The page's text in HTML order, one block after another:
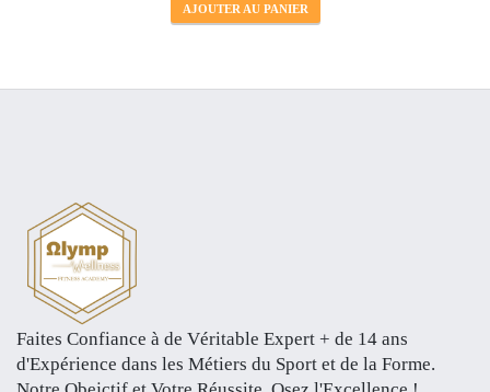
AJOUTER AU PANIER
Faites Confiance à de Véritable Expert + de 14 ans
d'Expérience dans les Métiers du Sport et de la Forme.